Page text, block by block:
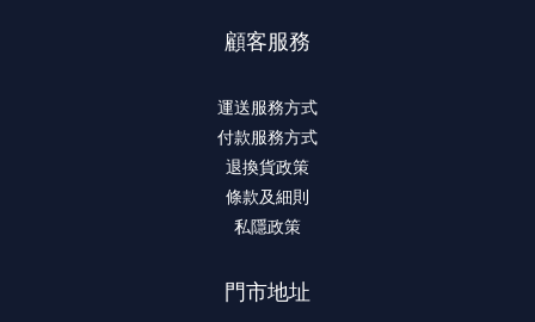
顧客服務
運送服務方式
付款服務方式
退換貨政策
條款及細則
私隱政策
門市地址